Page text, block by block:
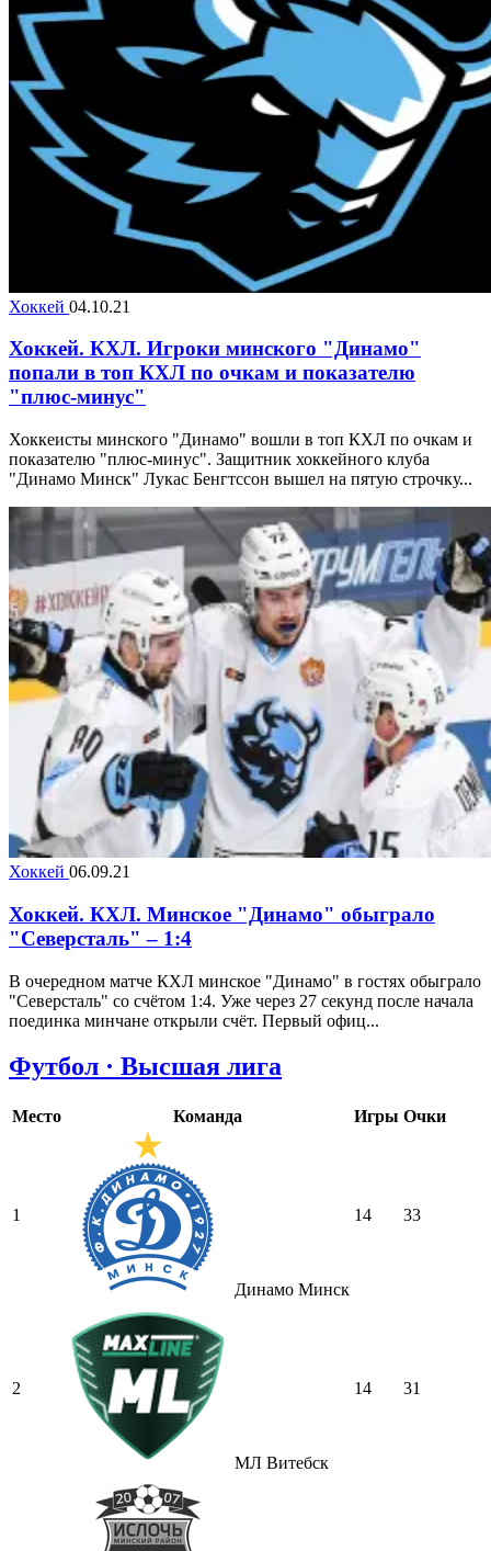
Хоккей 04.10.21
Хоккей. КХЛ. Игроки минского "Динамо"
попали в топ КХЛ по очкам и показателю
"плюс-минус"
Хоккеисты минского "Динамо" вошли в топ КХЛ по очкам и
показателю "плюс-минус". Защитник хоккейного клуба
"Динамо Минск" Лукас Бенгтссон вышел на пятую строчку...
Хоккей 06.09.21
Хоккей. КХЛ. Минское "Динамо" обыграло
"Северсталь" – 1:4
В очередном матче КХЛ минское "Динамо" в гостях обыграло
"Северсталь" со счётом 1:4. Уже через 27 секунд после начала
поединка минчане открыли счёт. Первый офиц...
Футбол · Высшая лига
Место Команда Игры Очки
1
Динамо Минск
14 33
2
МЛ Витебск
14 31